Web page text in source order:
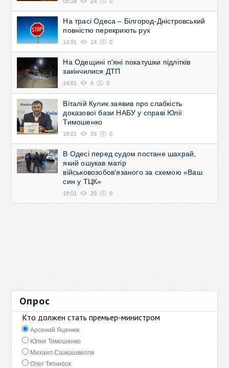
На трасі Одеса – Білгород-Дністровський
повністю перекриють рух
14:01 14 0
На Одещині п'яні покатушки підлітків
закінчилися ДТП
14:01 6 0
Віталій Кулик заявив про слабкість
доказової бази НАБУ у справі Юлії
Тимошенко
18:01 26 0
В Одесі перед судом постане шахрай,
який ошукав матір
військовозобов'язаного за схемою «Ваш
син у ТЦК»
18:01 29 0
Опрос
Кто должен стать премьер-министром
Арсений Яценюк
Юлия Тимошенко
Михаил Саакашвилли
Олег Тягнибок